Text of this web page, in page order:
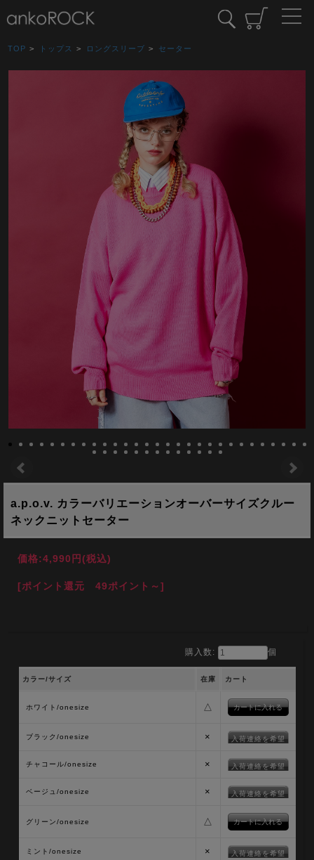
TOP > トップス > ロングスリーブ > セーター
a.p.o.v. カラーバリエーションオーバーサイズクルー
ネックニットセーター
価格:4,990円(税込)
[ポイント還元 49ポイント～]
購入数: 個
カラー/サイズ 在庫 カート
ホワイト/onesize △
ブラック/onesize × 入荷連絡を希望
チャコール/onesize × 入荷連絡を希望
ベージュ/onesize × 入荷連絡を希望
グリーン/onesize △
ミント/onesize × 入荷連絡を希望